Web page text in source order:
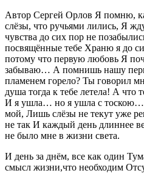
Автор Сергей Орлов Я помню,
слёзы, что ручьями лились, Я
чувства до сих пор не
посвящённые тебе Храню я до
потому что первую любовь Я
забываю… А помнишь нашу
пламенем горело? Ты говорил
душа тогда к тебе летела! А
И я ушла… но я ушла с
мой, Лишь слёзы не текут уже
не так И каждый день длиннее
не было мне в жизни света.
И день за днём, все как один
смысл жизни,что необходим